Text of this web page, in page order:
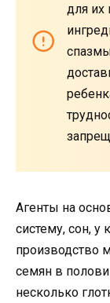
для их
Агенты на
систему, сон,
производство
семян в
несколько